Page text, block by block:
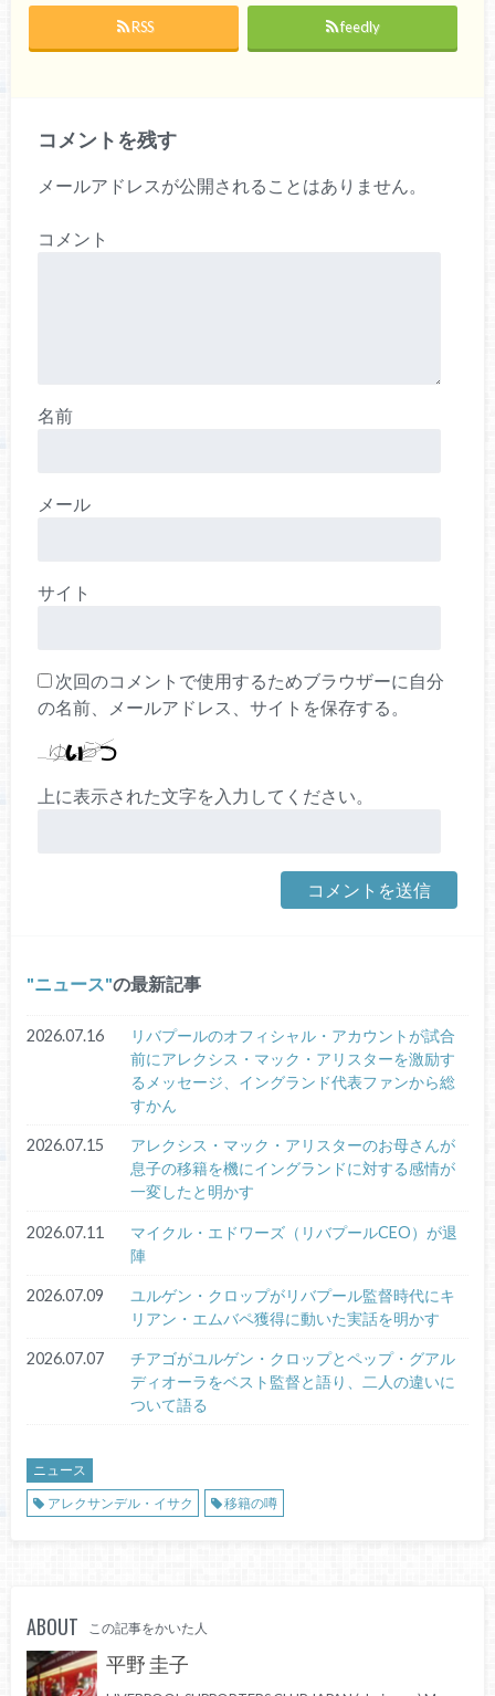
RSS feedly
コメントを残す
メールアドレスが公開されることはありません。
コメント
名前
メール
サイト
次回のコメントで使用するためブラウザーに自分
の名前、メールアドレス、サイトを保存する。
上に表示された文字を入力してください。
ニュース の最新記事
2026.07.16
リバプールのオフィシャル・アカウントが試合
前にアレクシス・マック・アリスターを激励す
るメッセージ、イングランド代表ファンから総
すかん
2026.07.15
アレクシス・マック・アリスターのお母さんが
息子の移籍を機にイングランドに対する感情が
一変したと明かす
2026.07.11
マイクル・エドワーズ（リバプールCEO）が退
陣
2026.07.09
ユルゲン・クロップがリバプール監督時代にキ
リアン・エムバペ獲得に動いた実話を明かす
2026.07.07
チアゴがユルゲン・クロップとペップ・グアル
ディオーラをベスト監督と語り、二人の違いに
ついて語る
ニュース
アレクサンデル・イサク
移籍の噂
ABOUT この記事をかいた人
平野 圭子